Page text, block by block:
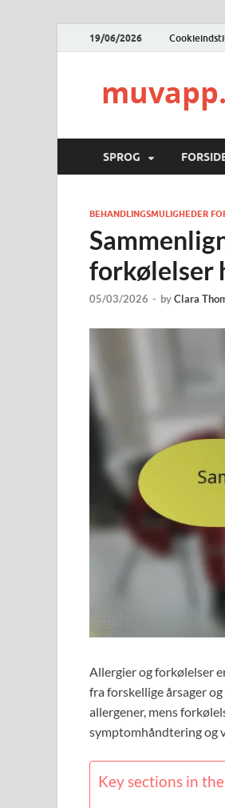
19/06/2026
SPROG
BEHANDLINGSMULIGHEDER
forkølelser
05/03/2026 - byClara
Allergier og forkølelser
fra forskellige årsager
allergener, mens
symptomhåndtering og
Key sections in